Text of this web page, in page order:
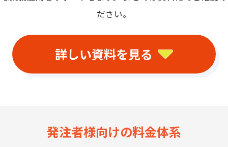
ださい。
詳しい資料を見る
発注者様向けの料金体系